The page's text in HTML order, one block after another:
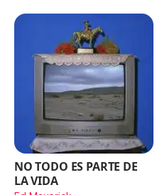
NO TODO ES PARTE DE
LA VIDA